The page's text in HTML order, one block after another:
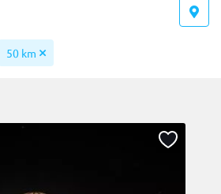
50 km